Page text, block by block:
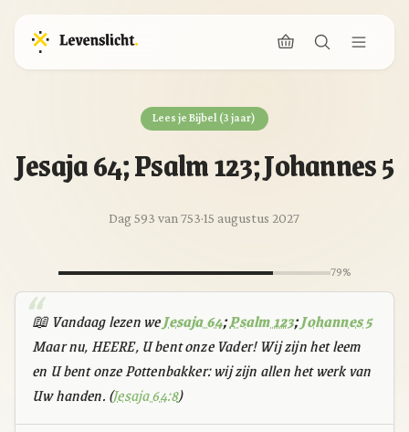
Lees je Bijbel (3 jaar)
Jesaja 64; Psalm 123; Johannes 5
Dag 593 van 753·15 augustus 2027
79%
📖 Vandaag lezen weJesaja 64;Psalm 123;Johannes 5
Maar nu, HEERE, U bent onze Vader! Wij zijn het leem
en U bent onze Pottenbakker: wij zijn allen het werk van
Uw handen. (Jesaja 64:8)